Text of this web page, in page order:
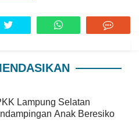
Lampung Selatan
Anak Beresiko